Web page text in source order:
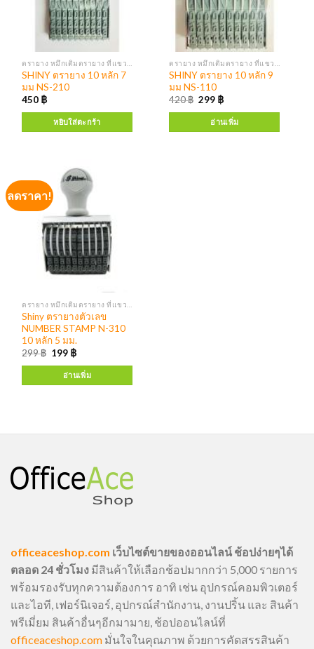
SHINY ตรายาง 10 หลัก 7
มม NS-210
450 ฿
หยิบใส่ตะกร้า
SHINY ตรายาง 10 หลัก 9
มม NS-110
420฿ 299 ฿
อ่านเพิ่ม
ลดราคา!
Shiny ตรายางตัวเลข
NUMBER STAMP N-310
10 หลัก 5 มม.
299฿ 199 ฿
อ่านเพิ่ม
officeaceshop.com เว็บไซต์ขายของออนไลน์ ช้อปง่ายๆได้
ตลอด 24 ชั่วโมง มีสินค้าให้เลือกช้อปมากกว่า 5,000 รายการ
พร้อมรองรับทุกความต้องการ อาทิ เช่น อุปกรณ์คอมพิวเตอร์
และไอที, เฟอร์นิเจอร์, อุปกรณ์สำนักงาน, งานปริ้น และ สินค้า
พรีเมี่ยม สินค้าอื่นๆอีกมามาย, ช้อปออนไลน์ที่
officeaceshop.com มั่นใจในคุณภาพ ด้วยการคัดสรรสินค้า